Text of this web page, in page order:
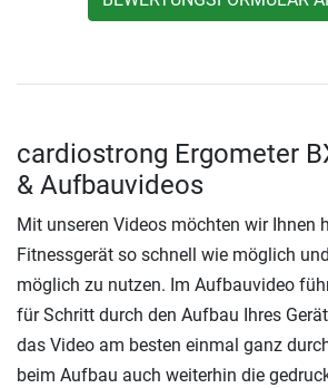
cardiostrong Ergometer
& Aufbauvideos
Mit unseren Videos möchten wir Ihnen
Fitnessgerät so schnell wie möglich
möglich zu nutzen. Im Aufbauvideo
für Schritt durch den Aufbau Ihres
das Video am besten einmal ganz
beim Aufbau auch weiterhin die